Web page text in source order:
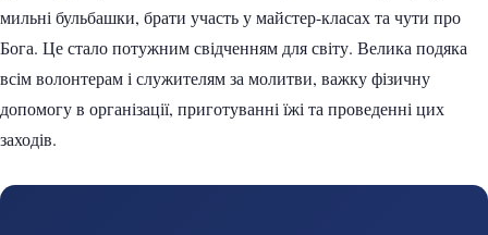
мильні бульбашки, брати участь у майстер-класах та чути про
Бога. Це стало потужним свідченням для світу. Велика подяка
всім волонтерам і служителям за молитви, важку фізичну
допомогу в організації, приготуванні їжі та проведенні цих
заходів.